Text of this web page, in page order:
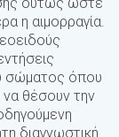
η αιμορραγία.
σώματος όπου
να θέσουν την
διαγνωστική